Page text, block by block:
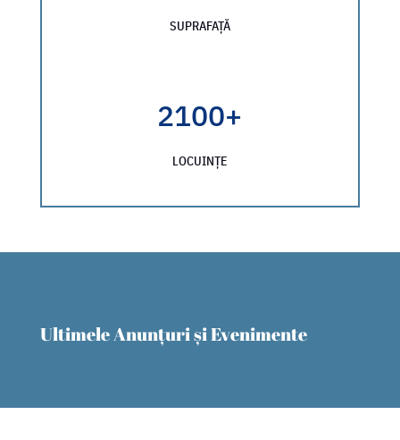
SUPRAFAȚĂ
2100+
LOCUINȚE
Ultimele Anunțuri și Evenimente